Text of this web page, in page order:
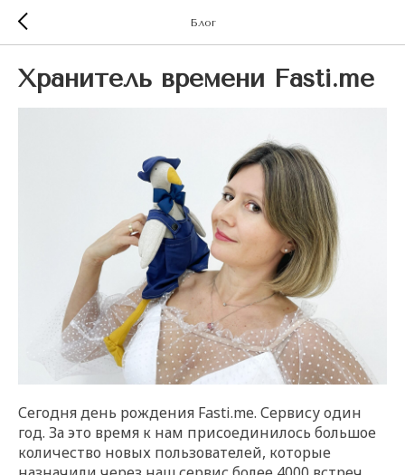
Блог
Хранитель времени Fasti.me
Сегодня день рождения Fasti.me. Сервису один
год. За это время к нам присоединилось большое
количество новых пользователей, которые